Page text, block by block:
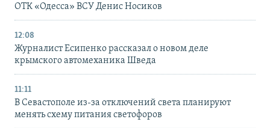
ОТК «Одесса» ВСУ Денис Носиков
12:08
Журналист Есипенко рассказал о новом деле
крымского автомеханика Шведа
11:11
В Севастополе из-за отключений света планируют
менять схему питания светофоров